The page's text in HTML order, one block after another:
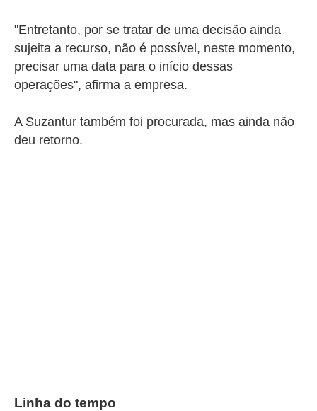
"Entretanto, por se tratar de uma decisão ainda
sujeita a recurso, não é possível, neste momento,
precisar uma data para o início dessas
operações", afirma a empresa.
A Suzantur também foi procurada, mas ainda não
deu retorno.
Linha do tempo